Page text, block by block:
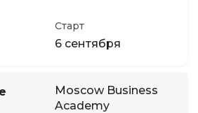
Старт
6 сентября
Moscow Business
Academy